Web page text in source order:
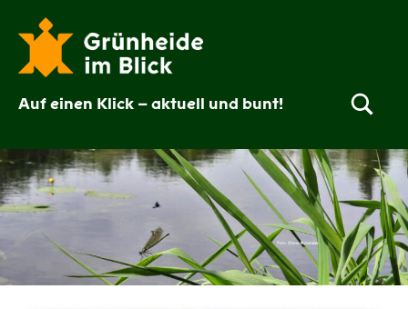
Inhalt
springen
Grünheide
im
Blick
Auf einen Klick – aktuell und bunt!